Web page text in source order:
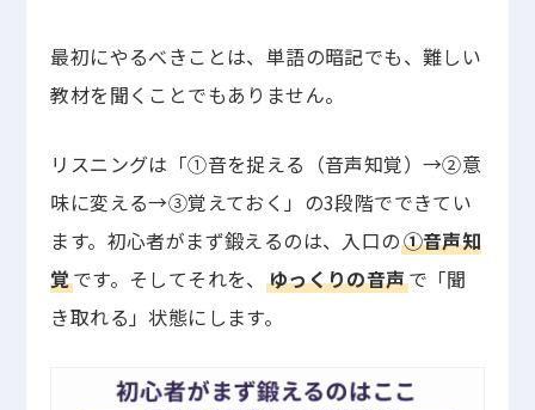
最初にやるべきことは、単語の暗記でも、難しい
教材を聞くことでもありません。
リスニングは「①音を捉える（音声知覚）→②意
味に変える→③覚えておく」の3段階でできてい
ます。初心者がまず鍛えるのは、入口の①音声知
覚です。そしてそれを、 ゆっくりの音声で「聞
き取れる」状態にします。